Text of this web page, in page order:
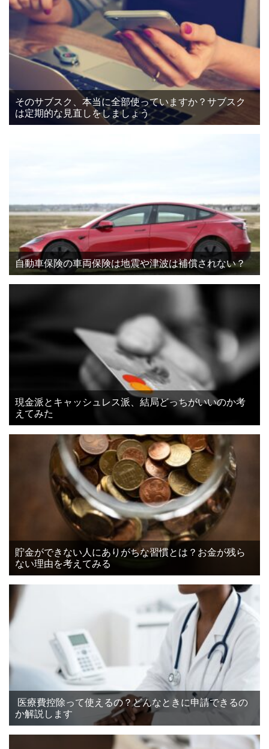
そのサブスク、本当に全部使っていますか？サブスク
は定期的な見直しをしましょう
自動車保険の車両保険は地震や津波は補償されない？
現金派とキャッシュレス派、結局どっちがいいのか考
えてみた
貯金ができない人にありがちな習慣とは？お金が残ら
ない理由を考えてみる
医療費控除って使えるの？どんなときに申請できるの
か解説します